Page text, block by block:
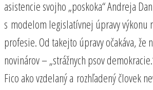
asistencie svojho „poskoka“ Andreja
s modelom legislatívnej úpravy výkonu
profesie. Od takejto úpravy očakáva, že
novinárov – „strážnych psov
Fico ako vzdelaný a rozhľadený človek